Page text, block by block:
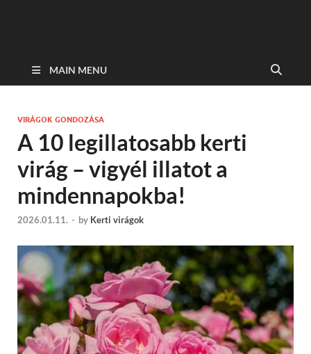
MAIN MENU
VIRÁGOK GONDOZÁSA
A 10 legillatosabb kerti
virág – vigyél illatot a
mindennapokba!
2026.01.11. - by Kerti virágok